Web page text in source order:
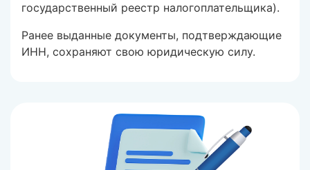
государственный реестр налогоплательщика).
Ранее выданные документы, подтверждающие
ИНН, сохраняют свою юридическую силу.